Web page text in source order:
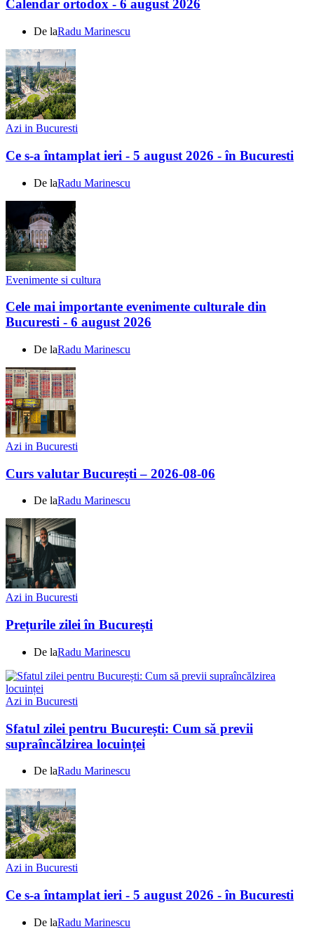
Calendar ortodox - 6 august 2026
De laRadu Marinescu
Azi in Bucuresti
Ce s-a întamplat ieri - 5 august 2026 - în Bucuresti
De laRadu Marinescu
Evenimente si cultura
Cele mai importante evenimente culturale din
Bucuresti - 6 august 2026
De laRadu Marinescu
Azi in Bucuresti
Curs valutar București – 2026-08-06
De laRadu Marinescu
Azi in Bucuresti
Prețurile zilei în București
De laRadu Marinescu
Azi in Bucuresti
Sfatul zilei pentru București: Cum să previi
supraîncălzirea locuinței
De laRadu Marinescu
Azi in Bucuresti
Ce s-a întamplat ieri - 5 august 2026 - în Bucuresti
De laRadu Marinescu